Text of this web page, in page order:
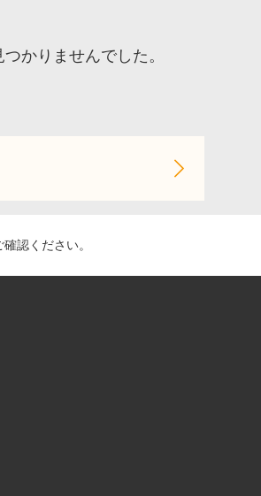
かりませんでした。
確認ください。